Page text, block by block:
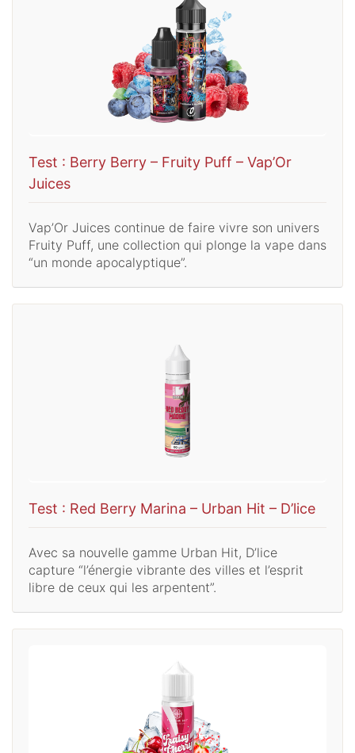
Test : Berry Berry – Fruity Puff – Vap’Or
Juices
Vap’Or Juices continue de faire vivre son univers
Fruity Puff, une collection qui plonge la vape dans
“un monde apocalyptique”.
Test : Red Berry Marina – Urban Hit – D’lice
Avec sa nouvelle gamme Urban Hit, D’lice
capture “l’énergie vibrante des villes et l’esprit
libre de ceux qui les arpentent”.